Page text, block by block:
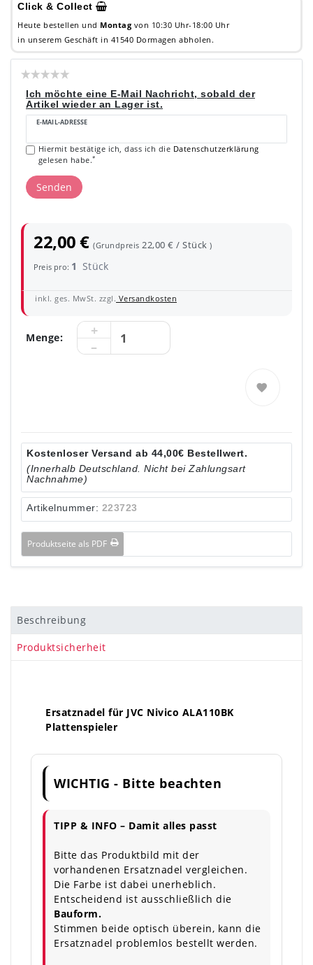
Click & Collect
Heute bestellen und Montag von 10:30 Uhr-18:00 Uhr
in unserem Geschäft in 41540 Dormagen abholen.
Ich möchte eine E-Mail Nachricht, sobald der
Artikel wieder an Lager ist.
E-MAIL-ADRESSE
Hiermit bestätige ich, dass ich die Daten­schutz­erklärung
gelesen habe.*
Senden
22,00 €(Grundpreis 22,00 € / Stück)
Preis pro: 1 Stück
inkl. ges. MwSt. zzgl. Versandkosten
Menge:
Kostenloser Versand ab 44,00€ Bestellwert.
(Innerhalb Deutschland. Nicht bei Zahlungsart
Nachnahme)
Artikelnummer: 223723
Produktseite als PDF
Beschreibung
Produktsicherheit
Ersatznadel für JVC Nivico ALA110BK
Plattenspieler
WICHTIG - Bitte beachten
TIPP & INFO – Damit alles passt
Bitte das Produktbild mit der
vorhandenen Ersatznadel vergleichen.
Die Farbe ist dabei unerheblich.
Entscheidend ist ausschließlich die
Bauform.
Stimmen beide optisch überein, kann die
Ersatznadel problemlos bestellt werden.